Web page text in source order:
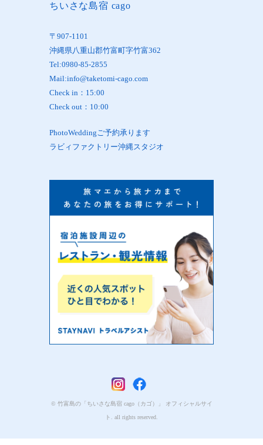
ちいさな島宿 cago
〒907-1101
沖縄県八重山郡竹富町字竹富362
Tel:0980-85-2855
Mail:info@taketomi-cago.com
Check in：15:00
Check out：10:00
PhotoWeddingご予約承ります
ラビィファクトリー沖縄スタジオ
© 竹富島の「ちいさな島宿 cago（カゴ）」 オフィシャルサイ
ト. all rights reserved.